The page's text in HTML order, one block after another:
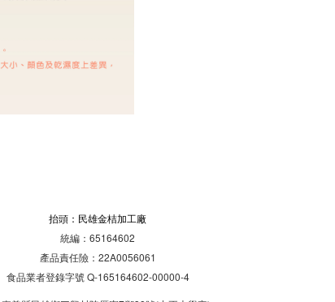
抬頭：民雄金桔加工廠
統編：65164602
產品責任險：22A0056061
食品業者登錄字號 Q-165164602-00000-4